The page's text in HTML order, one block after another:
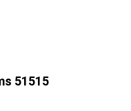
51515